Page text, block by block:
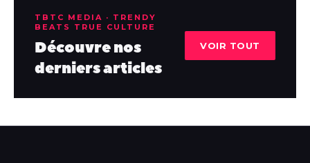
TBTC MEDIA · TRENDY
BEATS TRUE CULTURE
Découvre nos
derniers articles
VOIR TOUT